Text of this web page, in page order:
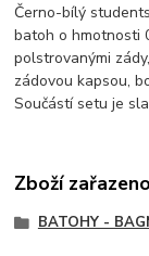
Černo-bílý
batoh o hmotnosti
polstrovanými
zádovou kapsou,
Součástí setu je
Zboží
BATOHY -